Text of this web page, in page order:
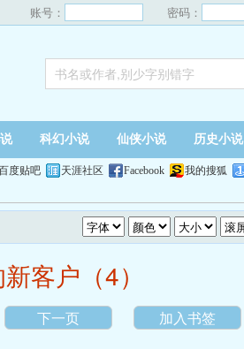
账号： 密码：
科幻小说 仙侠小说 历史小说
度贴吧 天涯社区 Facebook 我的搜狐
客户（4）
下一页 加入书签